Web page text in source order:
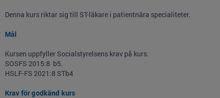
Denna kurs riktar sig till ST-läkare i patientnära specialiteter.
Mål
Kursen uppfyller Socialstyrelsens krav på kurs.
SOSFS 2015:8 b5.
HSLF-FS 2021:8 STb4
Krav för godkänd kurs